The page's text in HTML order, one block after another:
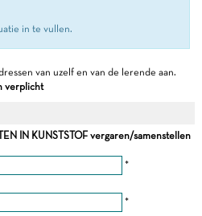
in te vullen.
van uzelf en van de lerende aan.
verplicht
IN KUNSTSTOF vergaren/samenstellen
*
*